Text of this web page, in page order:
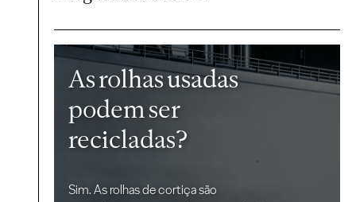
As rolhas usadas
podem ser
recicladas?
Sim. As rolhas de cortiça são